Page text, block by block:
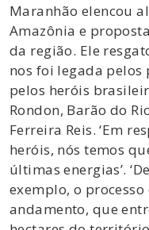
Maranhão elencou
Amazônia e
da região. Ele
nos foi legada pelos
pelos heróis
Rondon, Barão do
Ferreira Reis. ‘Em
heróis, nós temos
últimas energias’.
exemplo, o
andamento, que